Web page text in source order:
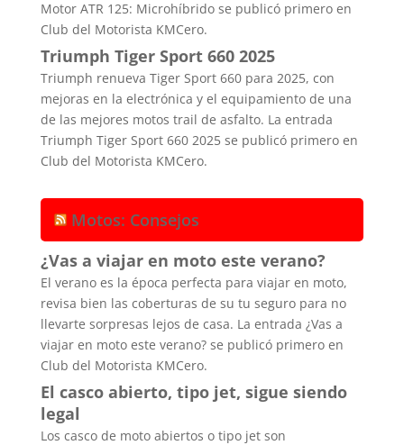
Motor ATR 125: Microhíbrido se publicó primero en
Club del Motorista KMCero.
Triumph Tiger Sport 660 2025
Triumph renueva Tiger Sport 660 para 2025, con
mejoras en la electrónica y el equipamiento de una
de las mejores motos trail de asfalto. La entrada
Triumph Tiger Sport 660 2025 se publicó primero en
Club del Motorista KMCero.
Motos: Consejos
¿Vas a viajar en moto este verano?
El verano es la época perfecta para viajar en moto,
revisa bien las coberturas de su tu seguro para no
llevarte sorpresas lejos de casa. La entrada ¿Vas a
viajar en moto este verano? se publicó primero en
Club del Motorista KMCero.
El casco abierto, tipo jet, sigue siendo
legal
Los casco de moto abiertos o tipo jet son